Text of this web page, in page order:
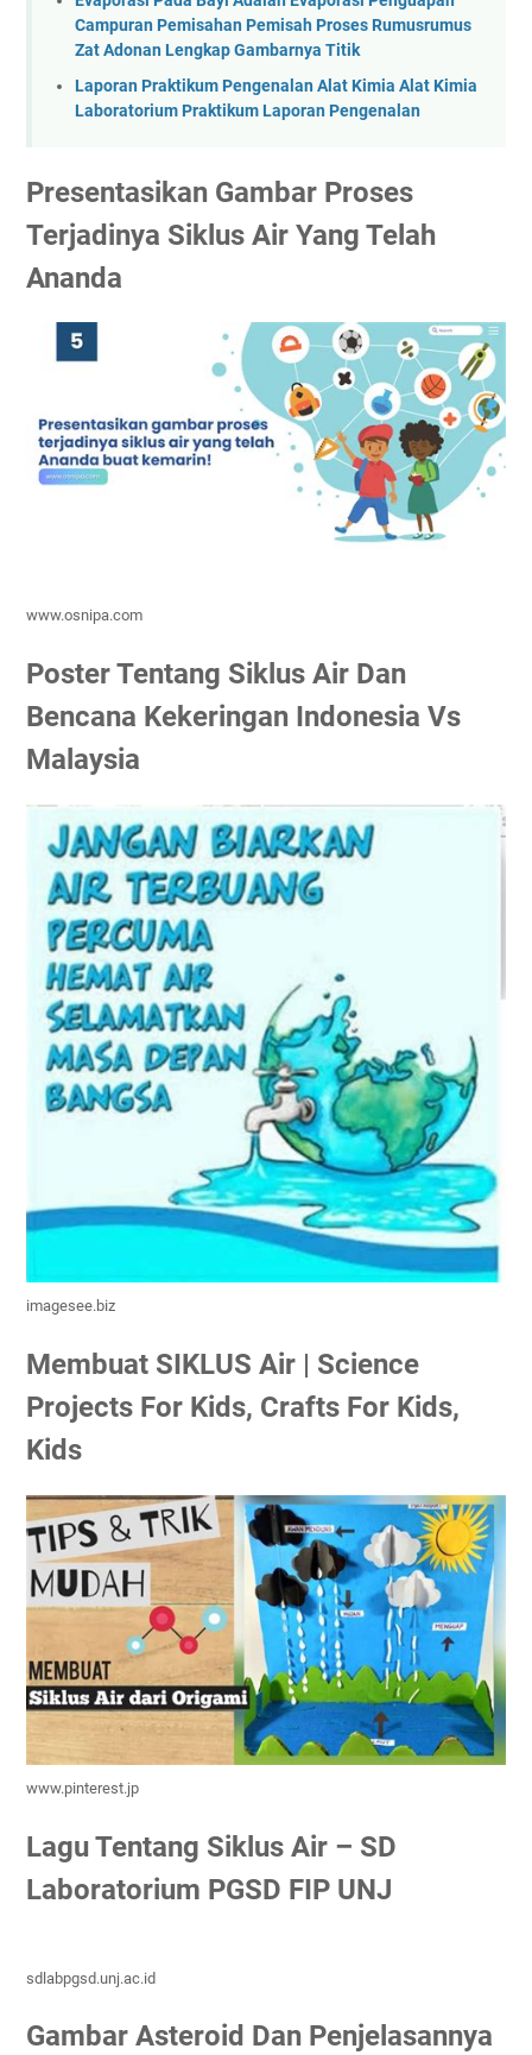
Campuran Pemisahan Pemisah Proses Rumusrumus
Zat Adonan Lengkap Gambarnya Titik
Laporan Praktikum Pengenalan Alat Kimia Alat Kimia
Laboratorium Praktikum Laporan Pengenalan
Presentasikan Gambar Proses
Terjadinya Siklus Air Yang Telah
Ananda
www.osnipa.com
Poster Tentang Siklus Air Dan
Bencana Kekeringan Indonesia Vs
Malaysia
imagesee.biz
Membuat SIKLUS Air | Science
Projects For Kids, Crafts For Kids,
Kids
www.pinterest.jp
Lagu Tentang Siklus Air – SD
Laboratorium PGSD FIP UNJ
sdlabpgsd.unj.ac.id
Gambar Asteroid Dan Penjelasannya